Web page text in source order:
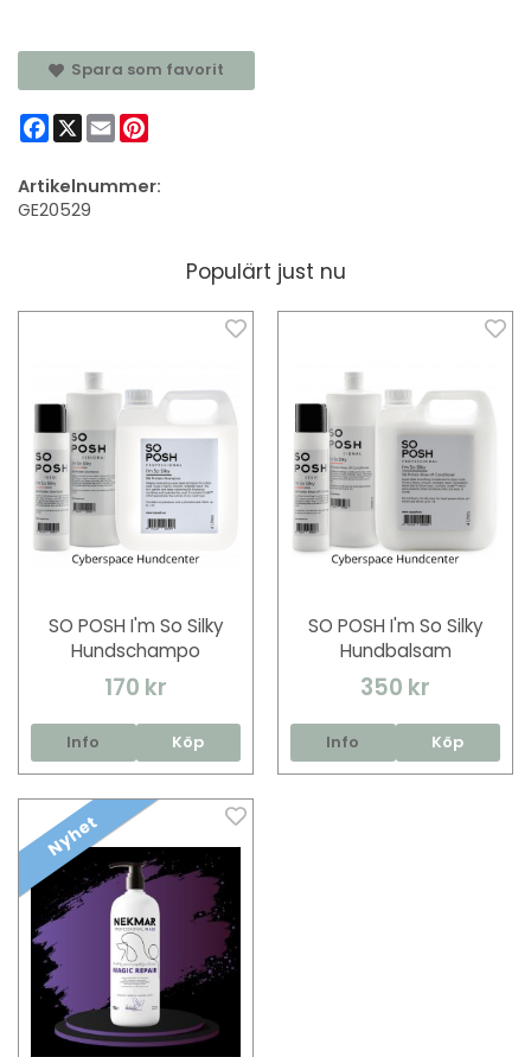
Spara som favorit
Facebook
X Email
Artikelnummer:
GE20529
Populärt just nu
SO POSH I'm So Silky
Hundschampo
170 kr
Info Köp
SO POSH I'm So Silky
Hundbalsam
350 kr
Info Köp
Nyhet